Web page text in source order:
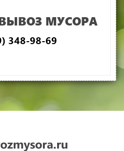
МУСОРА
348-98-69